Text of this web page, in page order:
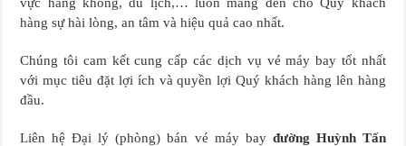
hàng sự hài lòng, an tâm và hiệu quả cao nhất.
Chúng tôi cam kết cung cấp các dịch vụ vé máy bay tốt nhất
với mục tiêu đặt lợi ích và quyền lợi Quý khách hàng lên hàng
đầu.
Liên hệ Đại lý (phòng) bán vé máy bay đường Huỳnh Tấn